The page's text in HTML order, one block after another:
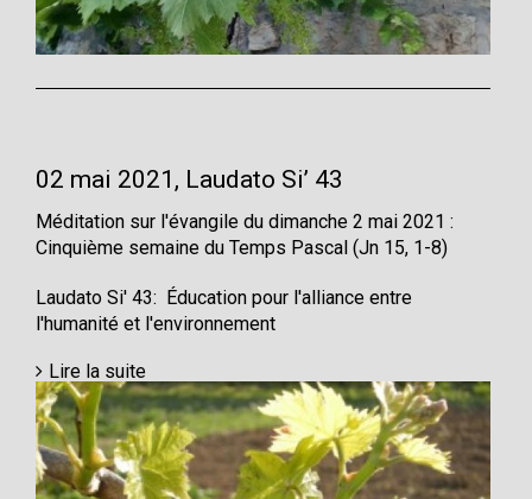
02 mai 2021, Laudato Si’ 43
Méditation sur l'évangile du dimanche 2 mai 2021 :
Cinquième semaine du Temps Pascal (Jn 15, 1-8)
Laudato Si' 43: Éducation pour l'alliance entre
l'humanité et l'environnement
Lire la suite